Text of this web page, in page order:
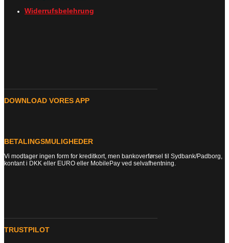
Widerrufsbelehrung
DOWNLOAD VORES APP
BETALINGSMULIGHEDER
Vi modtager ingen form for kreditkort, men bankoverførsel til Sydbank/Padborg,
kontant i DKK eller EURO eller MobilePay ved selvafhentning.
TRUSTPILOT